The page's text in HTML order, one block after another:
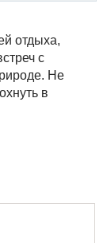
отдыха,
с
Не
в